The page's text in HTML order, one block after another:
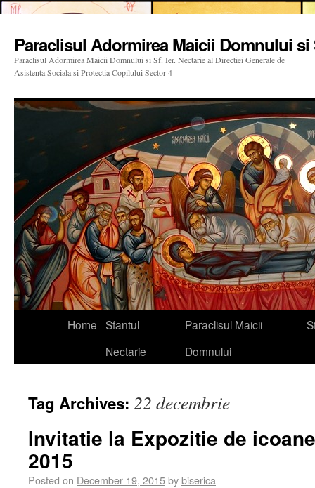
Paraclisul Adormirea Maicii Domnului si
Paraclisul Adormirea Maicii Domnului si Sf. Ier. Nectarie al Directiei Generale de
Asistenta Sociala si Protectia Copilului Sector 4
Home Sfantul
Nectarie
Paraclisul Maicii
Domnului
Tag Archives: 22 decembrie
Invitatie la Expozitie de
2015
Posted on December 19, 2015bybiserica